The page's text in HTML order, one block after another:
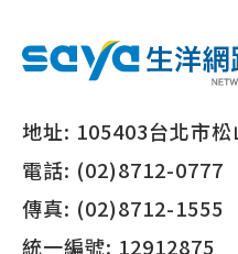
地址: 105403台北市
電話: (02)8712-0777
傳真: (02)8712-1555
統一編號: 12912875